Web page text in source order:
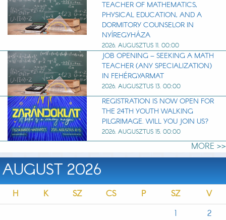
TEACHER OF MATHEMATICS,
PHYSICAL EDUCATION, AND A
DORMITORY COUNSELOR IN
NYÍREGYHÁZA
2026. AUGUSZTUS 11. 00:00
JOB OPENING – SEEKING A MATH
TEACHER (ANY SPECIALIZATION)
IN FEHÉRGYARMAT
2026. AUGUSZTUS 13. 00:00
REGISTRATION IS NOW OPEN FOR
THE 24TH YOUTH WALKING
PILGRIMAGE. WILL YOU JOIN US?
2026. AUGUSZTUS 15. 00:00
MORE >>
AUGUST 2026
H K SZ CS P SZ
V
1
2